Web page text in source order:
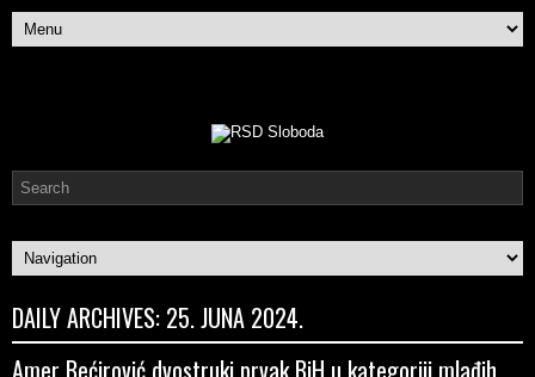
DAILY ARCHIVES: 25. JUNA 2024.
Amer Bećirović dvostruki prvak BiH u kategoriji mlađih